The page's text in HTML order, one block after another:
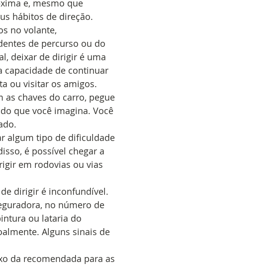
e, mesmo que
hábitos de direção.
no volante,
de percurso ou do
deixar de dirigir é uma
capacidade de continuar
ou visitar os amigos.
chaves do carro, pegue
que você imagina. Você
algum tipo de dificuldade
é possível chegar a
em rodovias ou vias
dirigir é inconfundível.
no número de
ou lataria do
Alguns sinais de
da recomendada para as